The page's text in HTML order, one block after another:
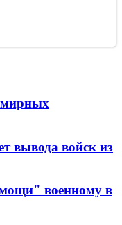
мирных
вывода войск из
военному в